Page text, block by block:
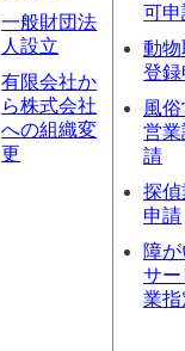
一般財団法
人設立
有限会社か
ら株式会社
への組織変
更
可申
動物
登
風
営業
請
探偵
申請
障
サ
業